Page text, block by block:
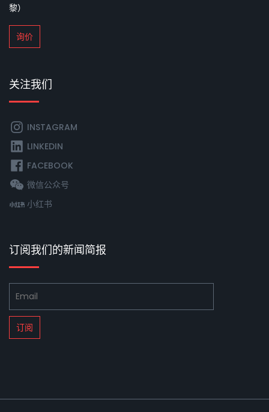
黎）
询价
关注我们
INSTAGRAM
LINKEDIN
FACEBOOK
微信公众号
小红书
订阅我们的新闻简报